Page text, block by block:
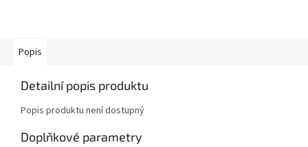
Popis
Detailní popis produktu
Popis produktu není dostupný
Doplňkové parametry